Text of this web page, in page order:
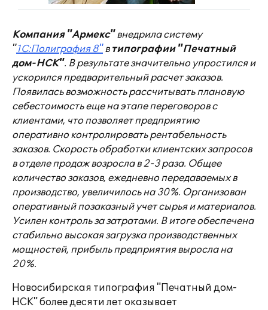
Компания "Армекс" внедрила систему
"1С:Полиграфия 8"в типографии "Печатный
дом-НСК". В результате значительно упростился и
ускорился предварительный расчет заказов.
Появилась возможность рассчитывать плановую
себестоимость еще на этапе переговоров с
клиентами, что позволяет предприятию
оперативно контролировать рентабельность
заказов. Скорость обработки клиентских запросов
в отделе продаж возросла в 2-3 раза. Общее
количество заказов, ежедневно передаваемых в
производство, увеличилось на 30%. Организован
оперативный позаказный учет сырья и материалов.
Усилен контроль за затратами. В итоге обеспечена
стабильно высокая загрузка производственных
мощностей, прибыль предприятия выросла на
20%.
Новосибирская типография "Печатный дом-
НСК" более десяти лет оказывает